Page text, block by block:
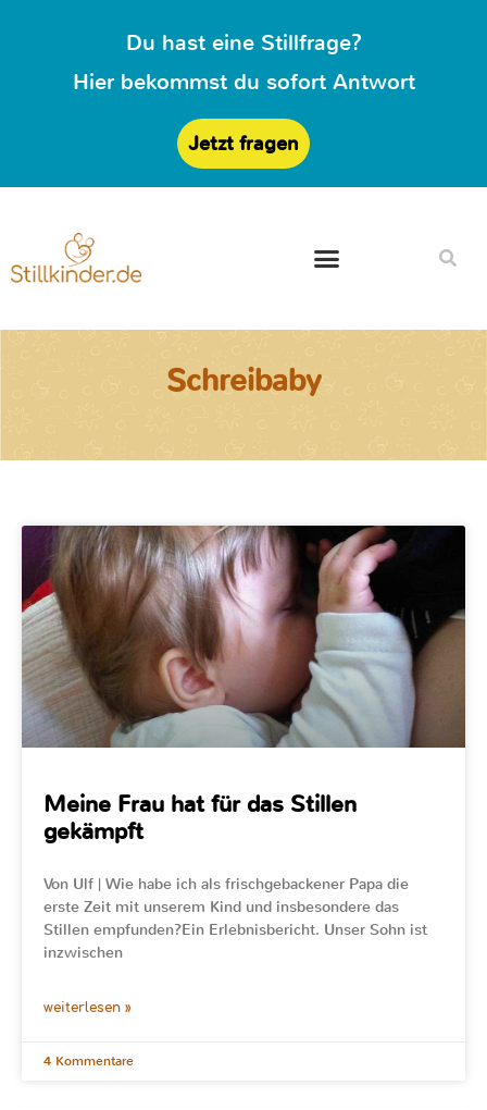
Du hast eine Stillfrage?
Hier bekommst du sofort Antwort
Jetzt fragen
Schreibaby
Meine Frau hat für das Stillen
gekämpft
Von Ulf | Wie habe ich als frischgebackener Papa die
erste Zeit mit unserem Kind und insbesondere das
Stillen empfunden?Ein Erlebnisbericht. Unser Sohn ist
inzwischen
weiterlesen »
4 Kommentare